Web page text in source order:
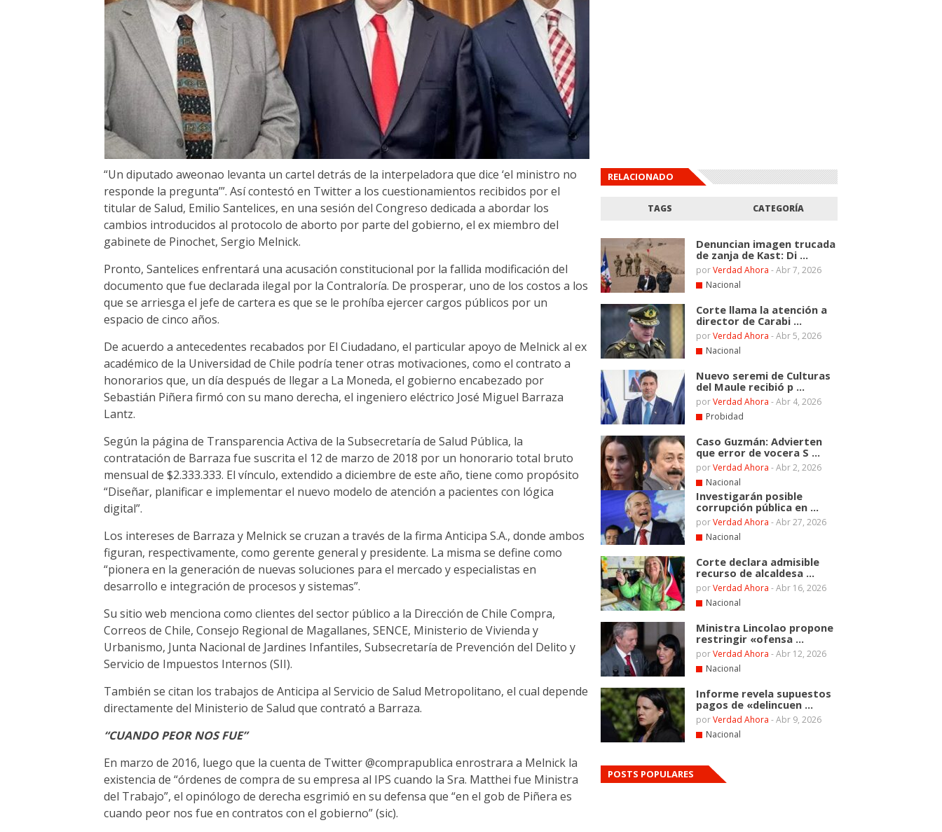
“Un diputado aweonao levanta un cartel detrás de la interpeladora que dice ‘el ministro no
responde la pregunta’”. Así contestó en Twitter a los cuestionamientos recibidos por el
titular de Salud, Emilio Santelices, en una sesión del Congreso dedicada a abordar los
cambios introducidos al protocolo de aborto por parte del gobierno, el ex miembro del
gabinete de Pinochet, Sergio Melnick.
Pronto, Santelices enfrentará una acusación constitucional por la fallida modificación del
documento que fue declarada ilegal por la Contraloría. De prosperar, uno de los costos a los
que se arriesga el jefe de cartera es que se le prohíba ejercer cargos públicos por un
espacio de cinco años.
De acuerdo a antecedentes recabados por El Ciudadano, el particular apoyo de Melnick al ex
académico de la Universidad de Chile podría tener otras motivaciones, como el contrato a
honorarios que, un día después de llegar a La Moneda, el gobierno encabezado por
Sebastián Piñera firmó con su mano derecha, el ingeniero eléctrico José Miguel Barraza
Lantz.
Según la página de Transparencia Activa de la Subsecretaría de Salud Pública, la
contratación de Barraza fue suscrita el 12 de marzo de 2018 por un honorario total bruto
mensual de $2.333.333. El vínculo, extendido a diciembre de este año, tiene como propósito
“Diseñar, planificar e implementar el nuevo modelo de atención a pacientes con lógica
digital”.
Los intereses de Barraza y Melnick se cruzan a través de la firma Anticipa S.A., donde ambos
figuran, respectivamente, como gerente general y presidente. La misma se define como
“pionera en la generación de nuevas soluciones para el mercado y especialistas en
desarrollo e integración de procesos y sistemas”.
Su sitio web menciona como clientes del sector público a la Dirección de Chile Compra,
Correos de Chile, Consejo Regional de Magallanes, SENCE, Ministerio de Vivienda y
Urbanismo, Junta Nacional de Jardines Infantiles, Subsecretaría de Prevención del Delito y
Servicio de Impuestos Internos (SII).
También se citan los trabajos de Anticipa al Servicio de Salud Metropolitano, el cual depende
directamente del Ministerio de Salud que contrató a Barraza.
“CUANDO PEOR NOS FUE”
En marzo de 2016, luego que la cuenta de Twitter @comprapublica enrostrara a Melnick la
existencia de “órdenes de compra de su empresa al IPS cuando la Sra. Matthei fue Ministra
del Trabajo”, el opinólogo de derecha esgrimió en su defensa que “en el gob de Piñera es
cuando peor nos fue en contratos con el gobierno” (sic).
RELACIONADO
TAGS CATEGORÍA
Denuncian imagen trucada
de zanja de Kast: Di ...
porVerdad Ahora -Abr 7, 2026
Nacional
Corte llama la atención a
director de Carabi ...
porVerdad Ahora -Abr 5, 2026
Nacional
Nuevo seremi de Culturas
del Maule recibió p ...
porVerdad Ahora -Abr 4, 2026
Probidad
Caso Guzmán: Advierten
que error de vocera S ...
porVerdad Ahora -Abr 2, 2026
Nacional
Investigarán posible
corrupción pública en ...
porVerdad Ahora -Abr 27, 2026
Nacional
Corte declara admisible
recurso de alcaldesa ...
porVerdad Ahora -Abr 16, 2026
Nacional
Ministra Lincolao propone
restringir «ofensa ...
porVerdad Ahora -Abr 12, 2026
Nacional
Informe revela supuestos
pagos de «delincuen ...
porVerdad Ahora -Abr 9, 2026
Nacional
POSTS POPULARES